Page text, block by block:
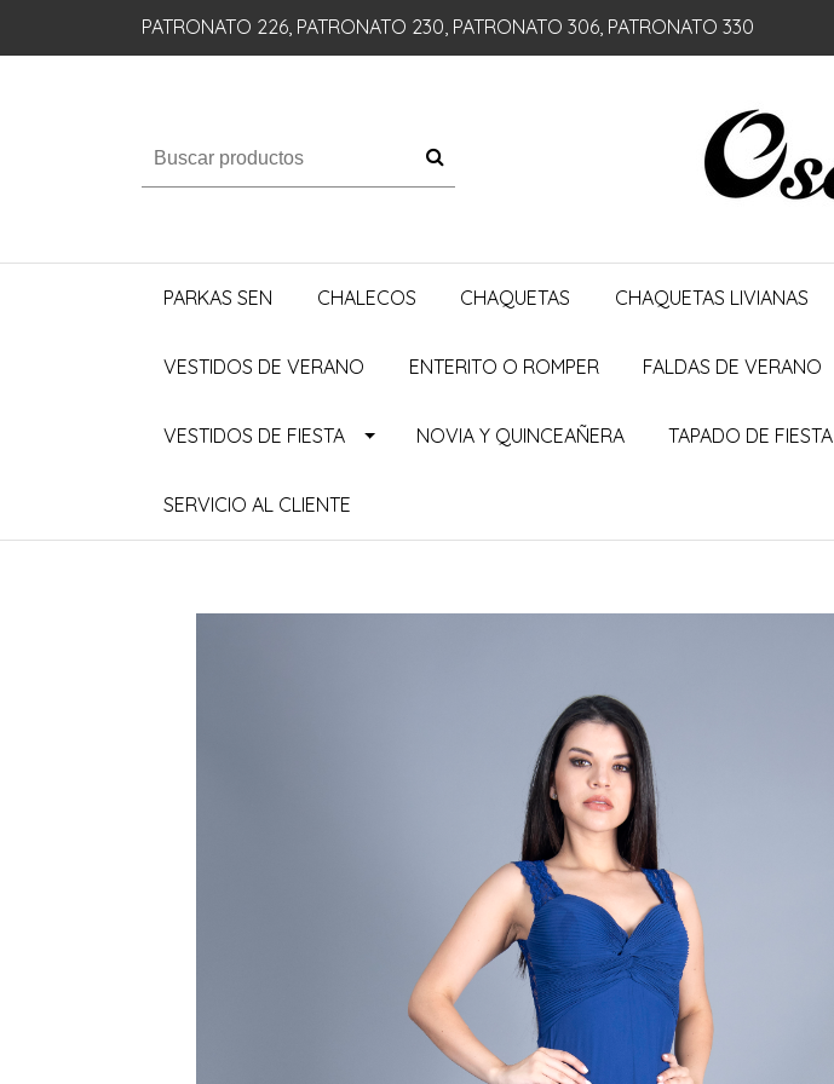
PATRONATO 226, PATRONATO 230, PATRONATO 306, PATRONATO 330
PARKAS SEN CHALECOS CHAQUETAS CHAQUETAS LIVIANAS
VESTIDOS DE VERANO ENTERITO O ROMPER FALDAS DE VERANO
VESTIDOS DE FIESTA NOVIA Y QUINCEAÑERA TAPADO DE FIESTA
SERVICIO AL CLIENTE